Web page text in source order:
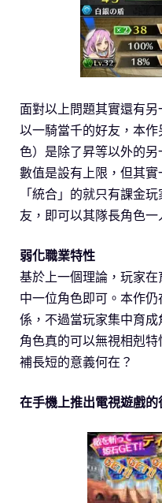
面對以上問題其實還有
以一騎當千的好友，本
色）是除了昇等以外的
數值是設有上限，但其
「統合」的就只有課金
友，即可以其隊長角色一
弱化職業特性
基於上一個理論，玩家
中一位角色即可。本作
係，不過當玩家集中育
角色真的可以無視相剋
補長短的意義何在？
在手機上推出電視遊戲的